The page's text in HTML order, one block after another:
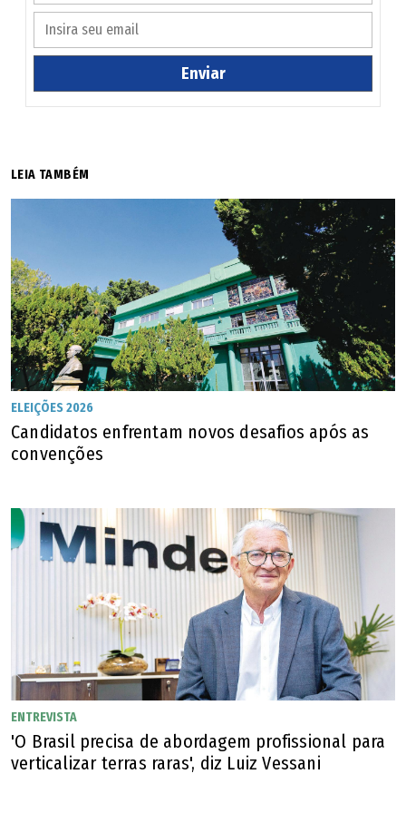
incrementar a produção local, a cooperativa também
ajudará os produtores a potencializarem os ganhos
obtidos e terem mais acesso a financiamentos.
A festa, aberta pelo governador Alcides Rodrigues, conta
Tecnologia, da Indústria e Comércio e da Agricultura, além
Enviar
LEIA TAMBÉM
ELEIÇÕES 2026
Candidatos enfrentam novos desafios após as
convenções
ENTREVISTA
'O Brasil precisa de abordagem profissional para
verticalizar terras raras', diz Luiz Vessani